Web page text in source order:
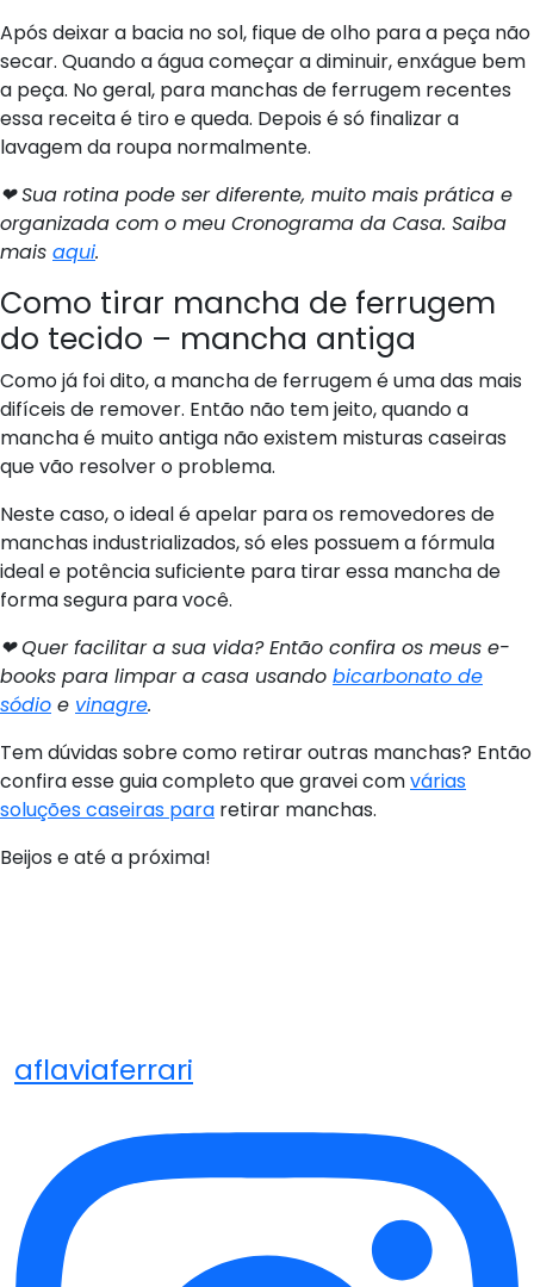
Após deixar a bacia no sol, fique de olho para a peça não
secar. Quando a água começar a diminuir, enxágue bem
a peça. No geral, para manchas de ferrugem recentes
essa receita é tiro e queda. Depois é só finalizar a
lavagem da roupa normalmente.
❤ Sua rotina pode ser diferente, muito mais prática e
organizada com o meu Cronograma da Casa. Saiba
mais aqui.
Como tirar mancha de ferrugem
do tecido – mancha antiga
Como já foi dito, a mancha de ferrugem é uma das mais
difíceis de remover. Então não tem jeito, quando a
mancha é muito antiga não existem misturas caseiras
que vão resolver o problema.
Neste caso, o ideal é apelar para os removedores de
manchas industrializados, só eles possuem a fórmula
ideal e potência suficiente para tirar essa mancha de
forma segura para você.
❤ Quer facilitar a sua vida? Então confira os meus e-
books para limpar a casa usando bicarbonato de
sódio e vinagre.
Tem dúvidas sobre como retirar outras manchas? Então
confira esse guia completo que gravei comvárias
soluções caseiras para retirar manchas.
Beijos e até a próxima!
aflaviaferrari